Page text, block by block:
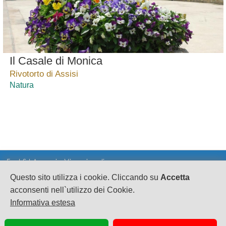
Questo sito utilizza i cookie. Cliccando su Accetta
acconsenti nell`utilizzo dei Cookie.
Informativa estesa
Il Casale di Monica
Rivotorto di Assisi
Natura
Fast Srl Agenzia Viaggi on line
CF e PI 02628080695
sede legale: Via A.Sciorilli 1
S.Eusanio del Sangro CH cap 66037
Scia n°63917 Suap SangroAventino Reg. Abruzzo
Pec: fast.turismo@legalmail.it